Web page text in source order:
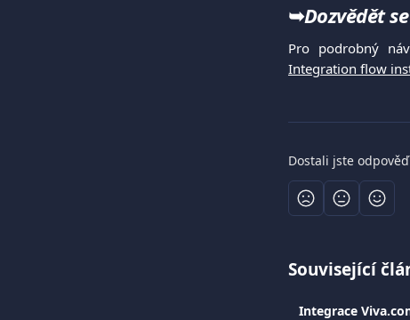
➥Dozvědět
Pro podrobný
Integration flow
Dostali jste
Související
Integrace